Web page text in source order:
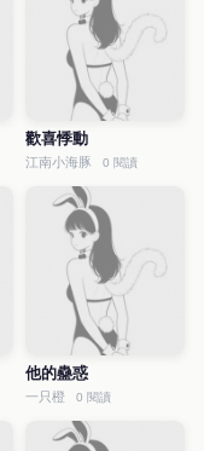
歡喜悸動
江南小海豚 0 閱讀
他的蠱惑
一只橙 0 閱讀